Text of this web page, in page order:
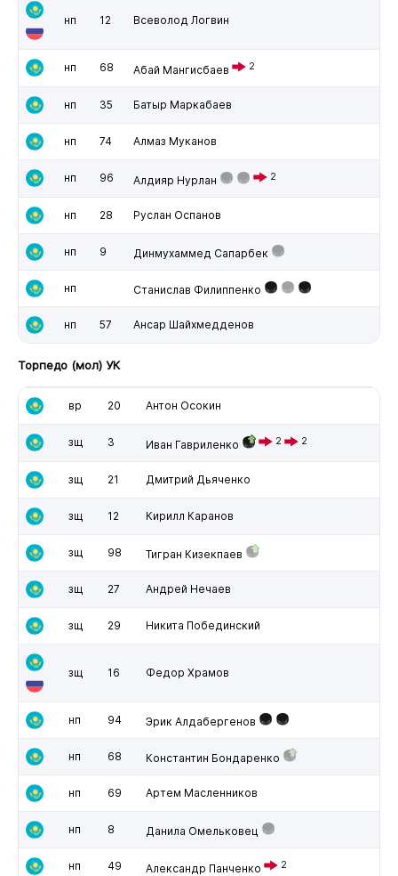
нп 12 Всеволод Логвин
нп 68 Абай Мангисбаев 2
нп 35 Батыр Маркабаев
нп 74 Алмаз Муканов
нп 96 Алдияр Нурлан 2
нп 28 Руслан Оспанов
нп 9 Динмухаммед Сапарбек
нп Станислав Филиппенко
нп 57 Ансар Шайхмедденов
Торпедо (мол) УК
вр 20 Антон Осокин
зщ 3 Иван Гавриленко 2 2
зщ 21 Дмитрий Дьяченко
зщ 12 Кирилл Каранов
зщ 98 Тигран Кизекпаев
зщ 27 Андрей Нечаев
зщ 29 Никита Побединский
зщ 16 Федор Храмов
нп 94 Эрик Алдабергенов
нп 68 Константин Бондаренко
нп 69 Артем Масленников
нп 8 Данила Омельковец
нп 49 Александр Панченко 2